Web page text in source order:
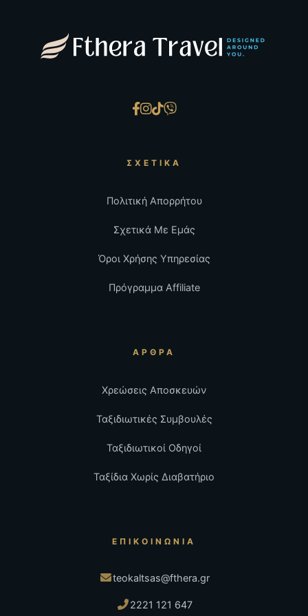
ΣΧΕΤΙΚΆ
Πολιτική Απορρήτου
Σχετικά Με Εμάς
Όροι Χρήσης Υπηρεσίας
Πρόγραμμα Affiliate
ΆΡΘΡΑ
Χρεώσεις Αποσκευών
Ταξιδιωτικές Συμβουλές
Ταξιδιωτικοί Οδηγοί
Ταξίδια Χωρίς Διαβατήριο
ΕΠΙΚΟΙΝΩΝΊΑ
teokaltsas@fthera.gr
2221 121 647